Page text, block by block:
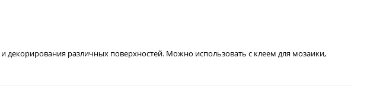
декорирования различных поверхностей. Можно использовать с клеем для мозаики,